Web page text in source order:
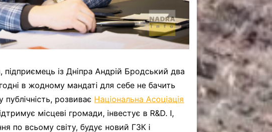
підприємець із Дніпра Андрій Бродський два
в жодному мандаті для себе не бачить
розвиває Національна Асоціація
місцеві громади, інвестує в R&D. І,
по всьому світу, будує новий ГЗК і